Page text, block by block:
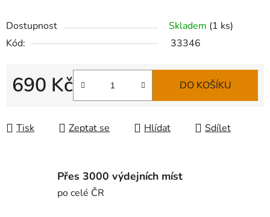
Dostupnost Skladem (1 ks)
Kód:
33346
690 Kč DO KOŠÍKU
Tisk Zeptat se Hlídat Sdílet
Přes 3000 výdejních míst
po celé ČR